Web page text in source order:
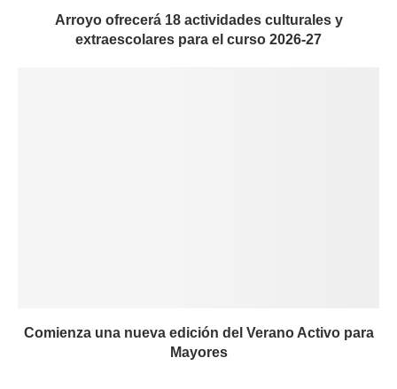
Arroyo ofrecerá 18 actividades culturales y
extraescolares para el curso 2026-27
Comienza una nueva edición del Verano Activo para
Mayores